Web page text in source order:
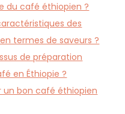
du café éthiopien ?
des
termes de saveurs ?
de préparation
en Éthiopie ?
bon café éthiopien